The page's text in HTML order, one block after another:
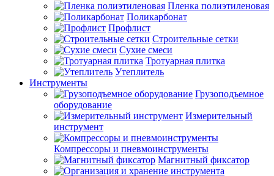
Пленка полиэтиленовая
Поликарбонат
Профлист
Строительные сетки
Сухие смеси
Тротуарная плитка
Утеплитель
Инструменты
Грузоподъемное
оборудование
Измерительный
инструмент
Компрессоры и пневмоинструменты
Магнитный фиксатор